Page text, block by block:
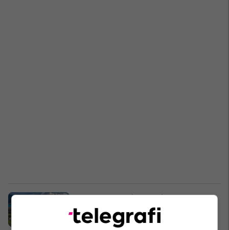
Shtetet evropiane po i kthehen
termocentraleve me thëngjill
Botë 25/06/2022